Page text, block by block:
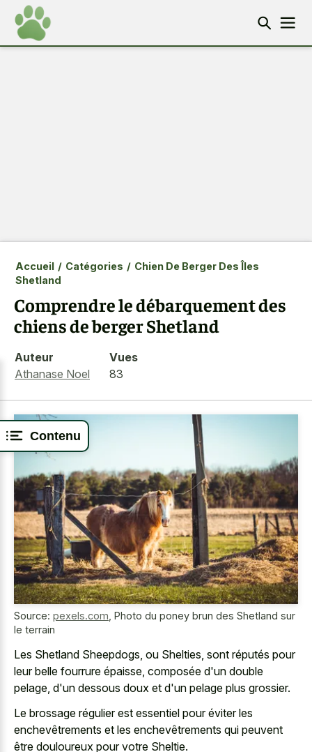
Contenu
Accueil / Catégories / Chien De Berger Des Îles
Shetland
Comprendre le débarquement des
chiens de berger Shetland
Auteur
Athanase Noel
Vues
83
Source: pexels.com Photo du poney brun des Shetland sur
le terrain
Les Shetland Sheepdogs, ou Shelties, sont réputés pour
leur belle fourrure épaisse, composée d'un double
pelage, d'un dessous doux et d'un pelage plus grossier.
Le brossage régulier est essentiel pour éviter les
enchevêtrements et les enchevêtrements qui peuvent
être douloureux pour votre Sheltie.